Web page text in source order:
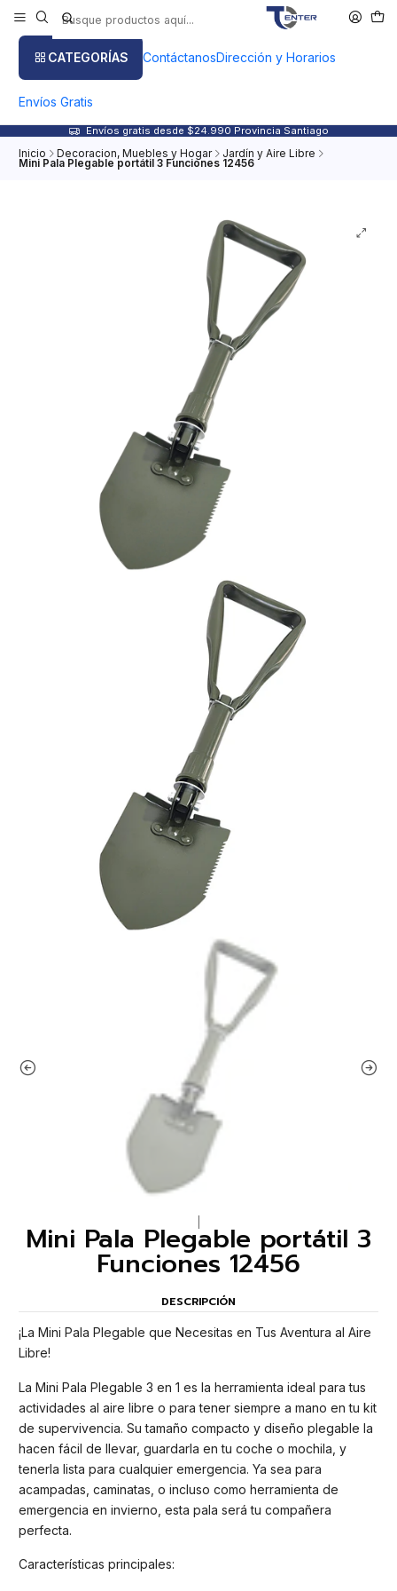
CATEGORÍAS ContáctanosDirección y Horarios
Envíos Gratis
Envíos gratis desde $24.990 Provincia Santiago
Inicio Decoracion, Muebles y Hogar Jardín y Aire Libre
Mini Pala Plegable portátil 3 Funciones 12456
Mini Pala Plegable portátil 3
Funciones 12456
DESCRIPCIÓN
¡La Mini Pala Plegable que Necesitas en Tus Aventura al Aire
Libre!
La Mini Pala Plegable 3 en 1 es la herramienta ideal para tus
actividades al aire libre o para tener siempre a mano en tu kit
de supervivencia. Su tamaño compacto y diseño plegable la
hacen fácil de llevar, guardarla en tu coche o mochila, y
tenerla lista para cualquier emergencia. Ya sea para
acampadas, caminatas, o incluso como herramienta de
emergencia en invierno, esta pala será tu compañera
perfecta.
Características principales: